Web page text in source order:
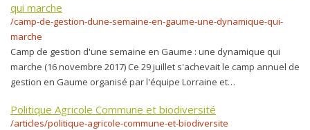
qui marche
/camp-de-gestion-dune-semaine-en-gaume-une-dynamique-qui-
marche
Camp de gestion d'une semaine en Gaume : une dynamique qui
marche (16 novembre 2017) Ce 29 juillet s'achevait le camp annuel de
gestion en Gaume organisé par l'équipe Lorraine et…
Politique Agricole Commune et biodiversité
/articles/politique-agricole-commune-et-biodiversite